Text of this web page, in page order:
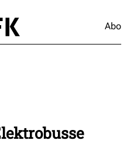
Abo